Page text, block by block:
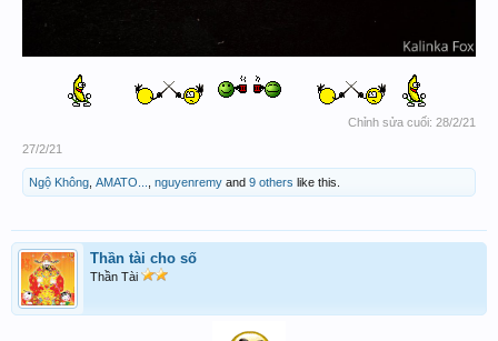
Chỉnh sửa cuối: 28/2/21
27/2/21
Ngộ Không AMATO... nguyenremy and 9 others like this.
Thần tài cho số
Thần Tài